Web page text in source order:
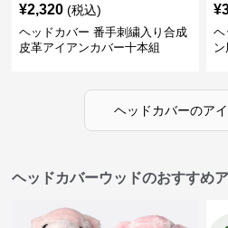
¥2,320 (税込)
ヘッドカバー 番手刺繍入り合成
皮革アイアンカバー十本組
¥
ヘ
ヘッドカバーのア
ヘッドカバーウッドのおすすめ